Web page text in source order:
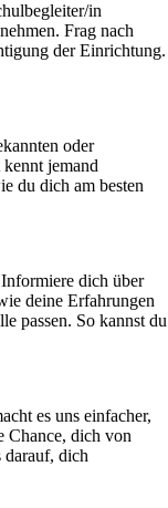
in
Frag nach
der Einrichtung.
oder
jemand
du dich am besten
dich über
deine Erfahrungen
passen. So kannst du
es uns einfacher,
Chance, dich von
darauf, dich